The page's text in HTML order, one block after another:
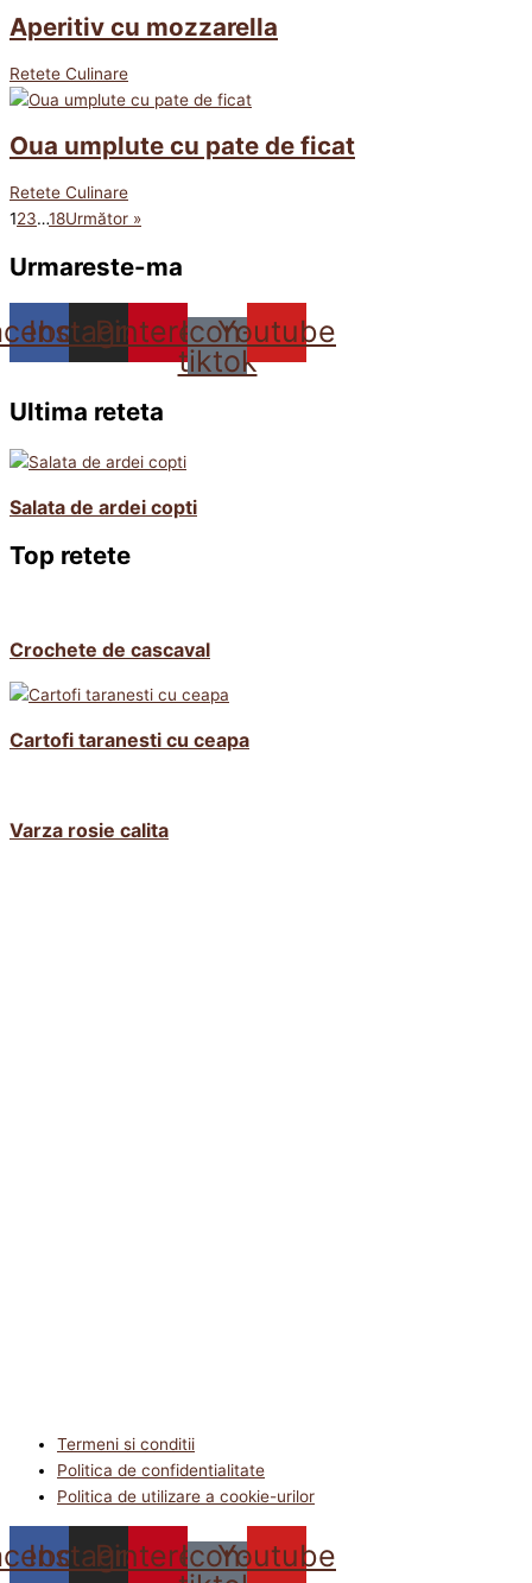
Aperitiv cu mozzarella
Retete Culinare
Oua umplute cu pate de ficat
Retete Culinare
123…18Următor »
Urmareste-ma
Instagram
Pinterest
Icon-
tiktok
Youtube
Ultima reteta
Salata de ardei copti
Top retete
Crochete de cascaval
Cartofi taranesti cu ceapa
Varza rosie calita
Termeni si conditii
Politica de confidentialitate
Politica de utilizare a cookie-urilor
Instagram
Pinterest
Icon-Youtube